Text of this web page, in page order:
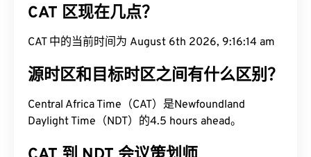
CAT 区现在几点？
CAT 中的当前时间为 August 6th 2026, 9:16:15 am
源时区和目标时区之间有什么区别？
Central Africa Time（CAT）是Newfoundland
Daylight Time（NDT）的4.5 hours ahead。